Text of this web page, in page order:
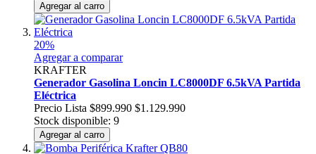
Agregar al carro
20%
Agregar a comparar
KRAFTER
Generador Gasolina Loncin LC8000DF 6.5kVA Partida
Eléctrica
Precio Lista $899.990 $1.129.990
Stock disponible: 9
Agregar al carro